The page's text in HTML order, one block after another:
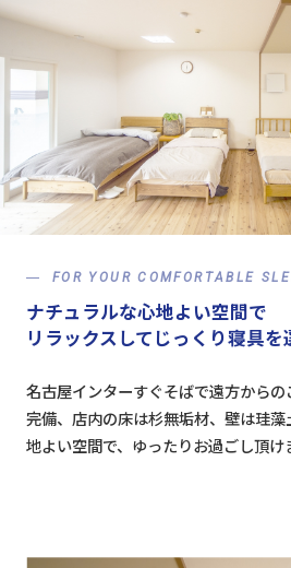
FOR YOUR COMFORTABLE
ナチュラルな心地よい空間で
リラックスしてじっくり寝具
名古屋インターすぐそばで遠方から
完備、店内の床は杉無垢材、壁は珪
地よい空間で、ゆったりお過ごし頂け